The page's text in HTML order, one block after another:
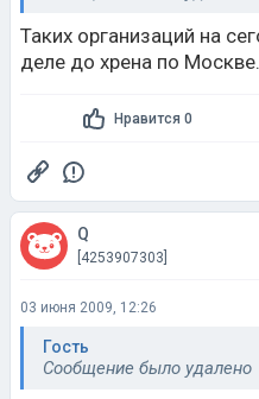
Таких организаций на
деле до хрена по
Нравится 0
Q
[4253907303]
03 июня 2009, 12:26
Гость
Сообщение было удалено